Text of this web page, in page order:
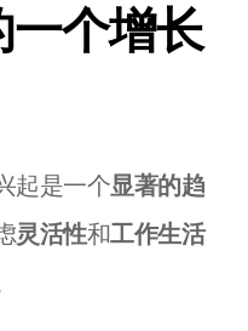
个增长
起是一个显著的趋
灵活性和工作生活